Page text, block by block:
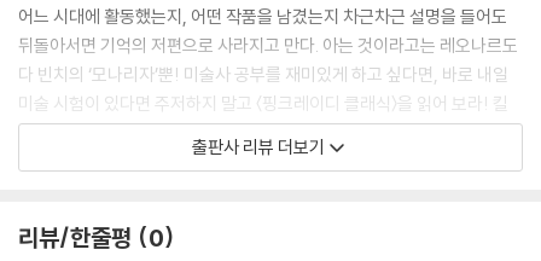
어느 시대에 활동했는지, 어떤 작품을 남겼는지 차근차근 설명을 들어도
뒤돌아서면 기억의 저편으로 사라지고 만다. 아는 것이라고는 레오나르도
다 빈치의 ‘모나리자’뿐! 미술사 공부를 재미있게 하고 싶다면, 바로 내일
미술 시험이 있다면 주저하지 말고 〈핑크레이디 클래식〉을 읽어 보라! 킬
킬대며 웃는 사이, 머릿속에는 미술사가 저절로 자리 잡게 되고 마지막 책
장을 덮은 후, 당신은 미술왕이 되어 있을 것이다!
등장해 깨알 같은 재미와 명화의 웅장함을 선사한다. 사진으로만 봤던 다
출판사 리뷰 더보기
리뷰/한줄평 0